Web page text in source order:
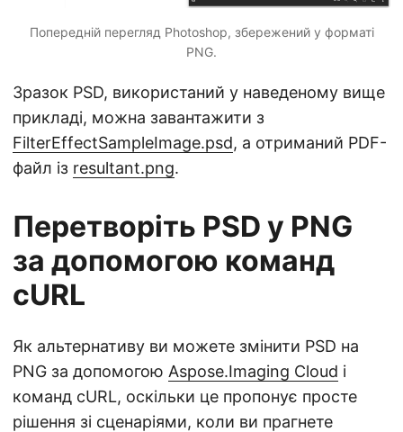
Попередній перегляд Photoshop, збережений у форматі
PNG.
Зразок PSD, використаний у наведеному вище
прикладі, можна завантажити з
FilterEffectSampleImage.psd, а отриманий PDF-
файл із resultant.png.
Перетворіть PSD у PNG
за допомогою команд
cURL
Як альтернативу ви можете змінити PSD на
PNG за допомогою Aspose.Imaging Cloud і
команд cURL, оскільки це пропонує просте
рішення зі сценаріями, коли ви прагнете